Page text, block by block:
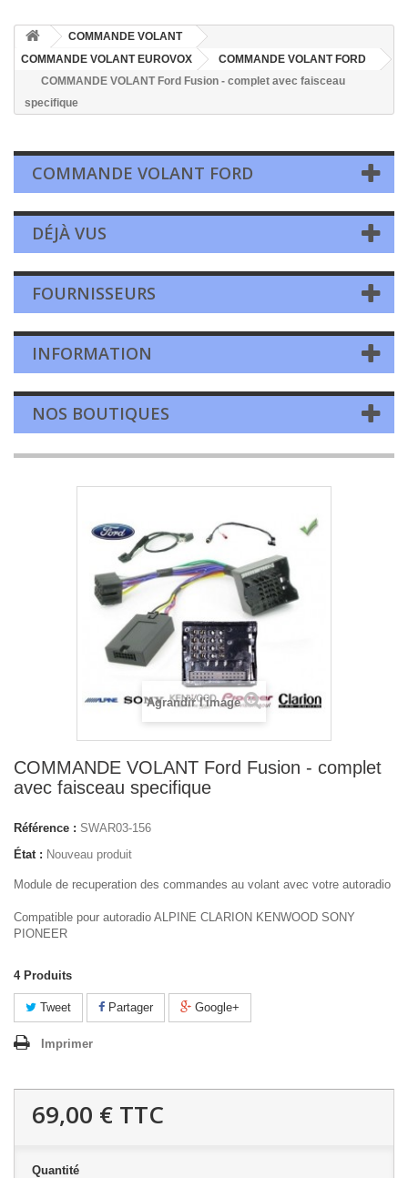
COMMANDE VOLANT
COMMANDE VOLANT EUROVOX
COMMANDE VOLANT FORD
COMMANDE VOLANT Ford Fusion - complet avec faisceau
specifique
COMMANDE VOLANT FORD
DÉJÀ VUS
FOURNISSEURS
INFORMATION
NOS BOUTIQUES
Agrandir l'image
COMMANDE VOLANT Ford Fusion - complet
avec faisceau specifique
Référence : SWAR03-156
État : Nouveau produit
Module de recuperation des commandes au volant avec votre autoradio
Compatible pour autoradio ALPINE CLARION KENWOOD SONY
PIONEER
4 Produits
Tweet Partager Google+
Imprimer
69,00 € TTC
Quantité